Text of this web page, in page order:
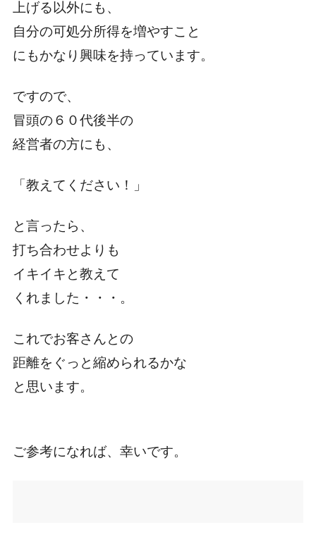
上げる以外にも、
自分の可処分所得を増やすこと
にもかなり興味を持っています。
ですので、
冒頭の６０代後半の
経営者の方にも、
「教えてください！」
と言ったら、
打ち合わせよりも
イキイキと教えて
くれました・・・。
これでお客さんとの
距離をぐっと縮められるかな
と思います。
ご参考になれば、幸いです。